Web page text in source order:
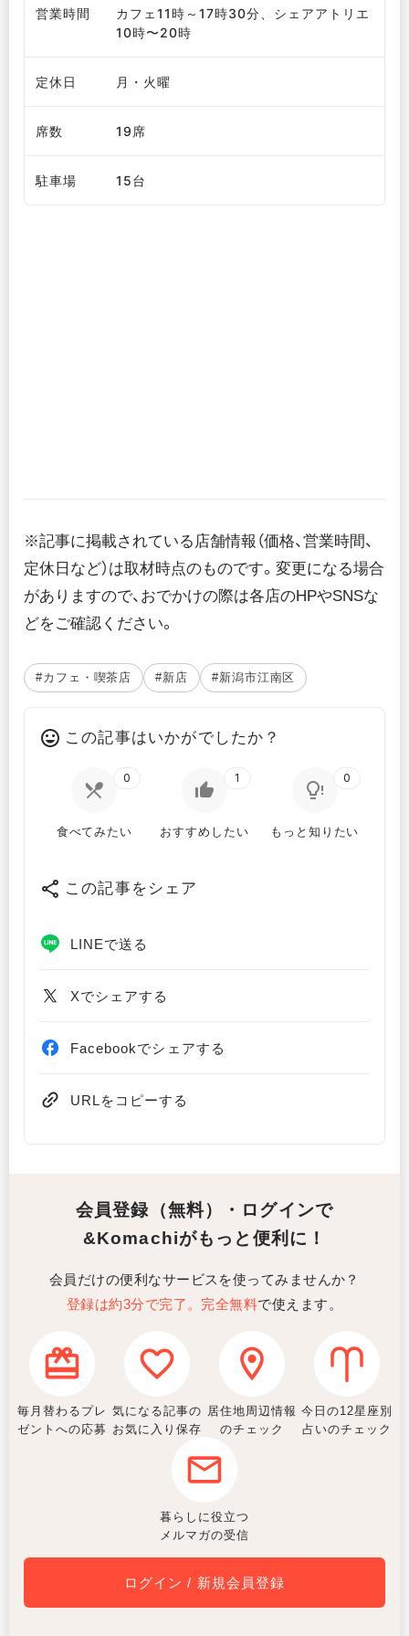
営業時間
カフェ11時～17時30分、シェアアトリエ
10時〜20時
定休日 月・火曜
席数 19席
駐車場 15台
※記事に掲載されている店舗情報（価格、営業時間、
定休日など）は取材時点のものです。変更になる場合
がありますので、おでかけの際は各店のHPやSNSな
どをご確認ください。
#カフェ・喫茶店 #新店 #新潟市江南区
この記事はいかがでしたか？
食べてみたい
0
おすすめしたい
1
もっと知りたい
0
この記事をシェア
LINEで送る
Xでシェアする
Facebookでシェアする
URLをコピーする
会員登録（無料）・ログインで
&Komachiがもっと便利に！
会員だけの便利なサービスを使ってみませんか？
登録は約3分で完了。完全無料で使えます。
毎月替わるプレ
ゼントへの応募
気になる記事の
お気に入り保存
居住地周辺情報
のチェック
今日の12星座別
占いのチェック
暮らしに役立つ
メルマガの受信
ログイン / 新規会員登録